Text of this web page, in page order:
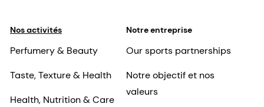
Nos activités
Perfumery & Beauty
Taste, Texture & Health
Health, Nutrition & Care
Notre entreprise
Our sports partnerships
Notre objectif et nos
valeurs